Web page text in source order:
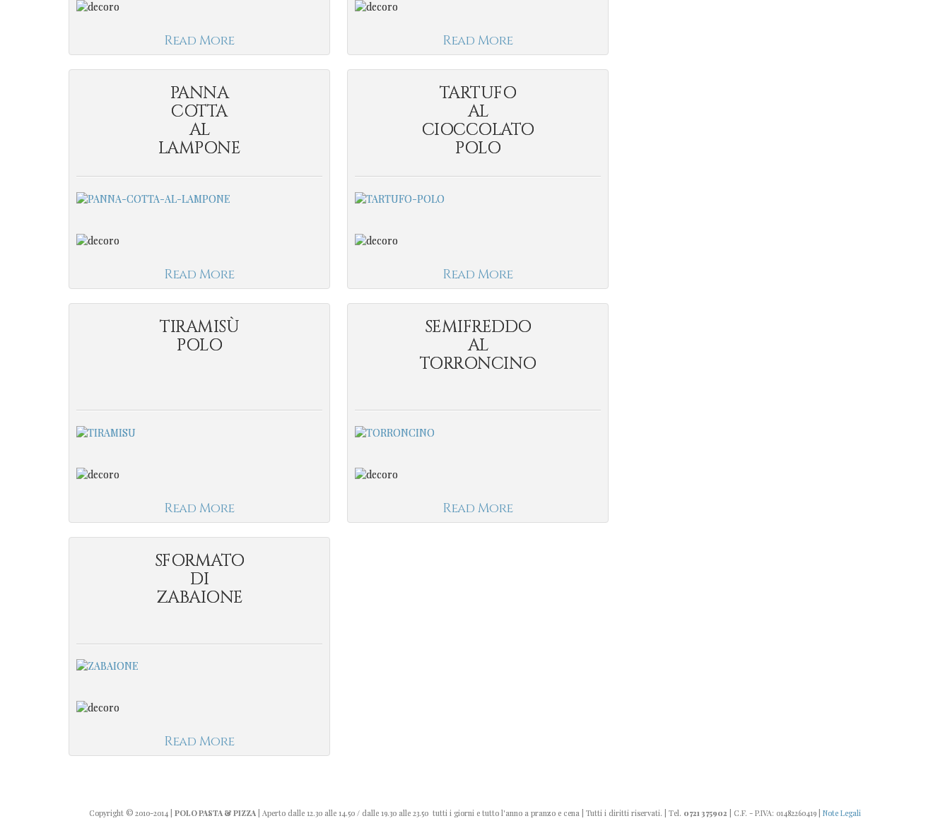
Read More Read More
PANNA
COTTA
AL
LAMPONE
Read More
TARTUFO
AL
CIOCCOLATO
POLO
Read More
TIRAMISÙ
POLO
Read More
SEMIFREDDO
AL
TORRONCINO
Read More
SFORMATO
DI
ZABAIONE
Read More
Copyright © 2010-2014 POLO PASTA & PIZZA | Aperto dalle 12.30 alle 14.50 / dalle 19.30 alle 23.50 tutti i giorni e tutto l'anno a pranzo e cena | Tutti i diritti riservati. | Tel. 0721 375902 | C.F. - P.IVA: 01482260419 | Note Legali